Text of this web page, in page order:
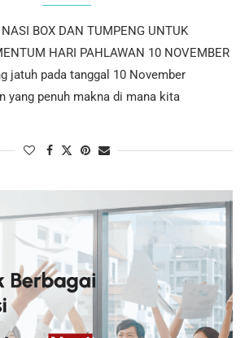
BOX DAN TUMPENG UNTUK
HARI PAHLAWAN 10 NOVEMBER
jatuh pada tanggal 10 November
yang penuh makna di mana kita